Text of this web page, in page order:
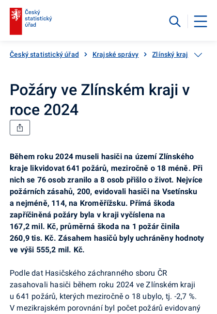
Český statistický úřad Krajské správy Zlínský kraj
Požáry ve Zlínském kraji v
roce 2024
Během roku 2024 museli hasiči na území Zlínského
kraje likvidovat 641 požárů, meziročně o 18 méně. Při
nich se 76 osob zranilo a 8 osob přišlo o život. Nejvíce
požárních zásahů, 200, evidovali hasiči na Vsetínsku
a nejméně, 114, na Kroměřížsku. Přímá škoda
zapříčiněná požáry byla v kraji vyčíslena na
167,2 mil. Kč, průměrná škoda na 1 požár činila
260,9 tis. Kč. Zásahem hasičů byly uchráněny hodnoty
ve výši 555,2 mil. Kč.
Podle dat Hasičského záchranného sboru ČR
zasahovali hasiči během roku 2024 ve Zlínském kraji
u 641 požárů, kterých meziročně o 18 ubylo, tj. -2,7 %.
V mezikrajském porovnání byl počet požárů evidovaný